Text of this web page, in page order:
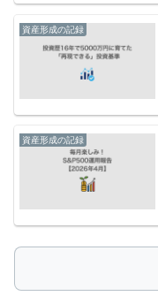
資産形成の記録
資産形成の記録